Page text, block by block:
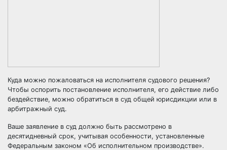
Куда можно пожаловаться на исполнителя судового решения?
Чтобы оспорить постановление исполнителя, его действие либо
бездействие, можно обратиться в суд общей юрисдикции или в
арбитражный суд.
Ваше заявление в суд должно быть рассмотрено в
десятидневный срок, учитывая особенности, установленные
Федеральным законом «Об исполнительном производстве».